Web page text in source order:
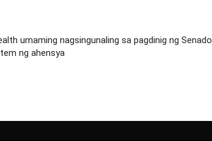
umaming nagsingunaling sa pagdinig ng Senado
ng ahensya